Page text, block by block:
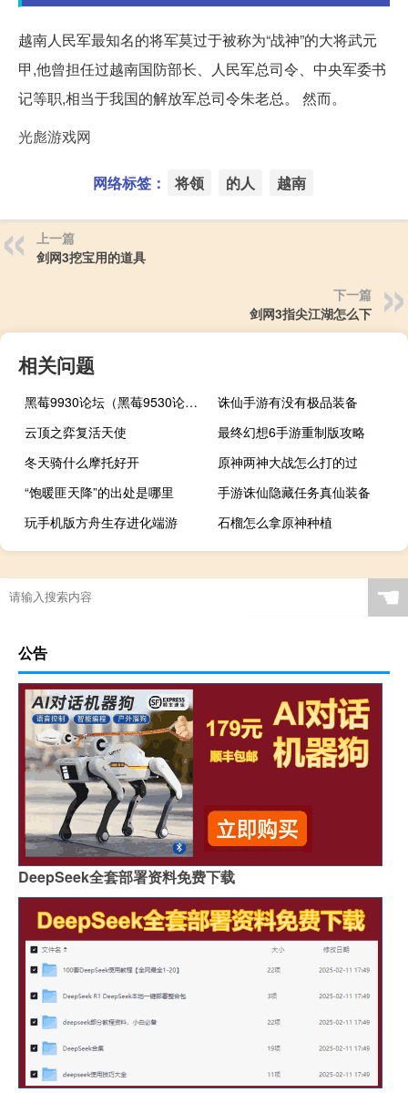
越南人民军最知名的将军莫过于被称为“战神”的大将武元
甲,他曾担任过越南国防部长、人民军总司令、中央军委书
记等职,相当于我国的解放军总司令朱老总。 然而。
光彪游戏网
网络标签： 将领 的人 越南
上一篇
剑网3挖宝用的道具
下一篇
剑网3指尖江湖怎么下
相关问题
黑莓9930论坛（黑莓9530论坛）
诛仙手游有没有极品装备
云顶之弈复活天使
最终幻想6手游重制版攻略
冬天骑什么摩托好开
原神两神大战怎么打的过
“饱暖匪天降”的出处是哪里
手游诛仙隐藏任务真仙装备
玩手机版方舟生存进化端游
石榴怎么拿原神种植
☚
公告
DeepSeek全套部署资料免费下载